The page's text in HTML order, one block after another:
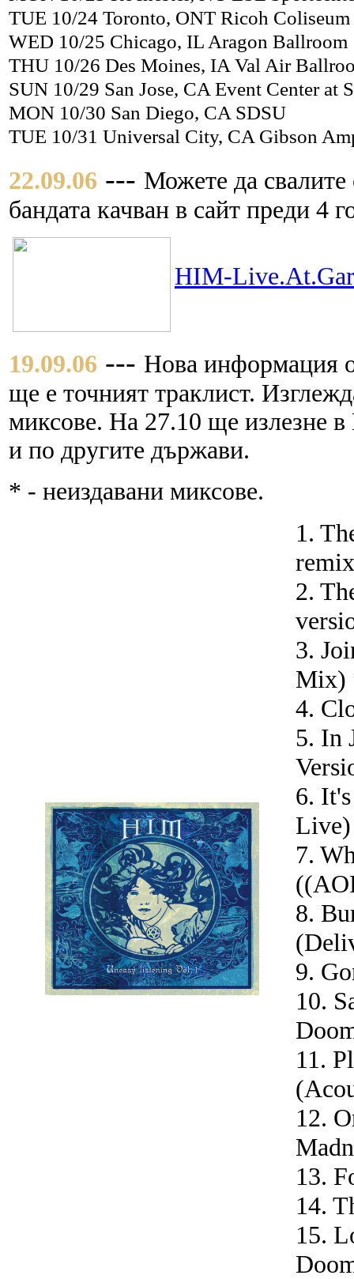
TUE 10/24 Toronto, ONT Ricoh Coliseum
WED 10/25 Chicago, IL Aragon Ballroom
THU 10/26 Des Moines, IA Val Air
SUN 10/29 San Jose, CA Event Center at
MON 10/30 San Diego, CA SDSU
TUE 10/31 Universal City, CA Gibson
22.09.06 --- Можете да
бандата качван в сайт преди 4
HIM-
19.09.06 --- Нова информация
ще е точният траклист.
миксове. На 27.10 ще излезне
и по другите държави.
* - неиздавани миксове.
1.
2.
3.
Mix)
4.
5. In
6.
Live)
7.
8.
9.
10.
11.
12.
13.
14.
15.